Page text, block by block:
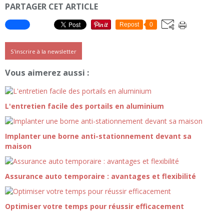
PARTAGER CET ARTICLE
Repost 0
S'inscrire à la newsletter
Vous aimerez aussi :
L'entretien facile des portails en aluminium
Implanter une borne anti-stationnement devant sa
maison
Assurance auto temporaire : avantages et flexibilité
Optimiser votre temps pour réussir efficacement